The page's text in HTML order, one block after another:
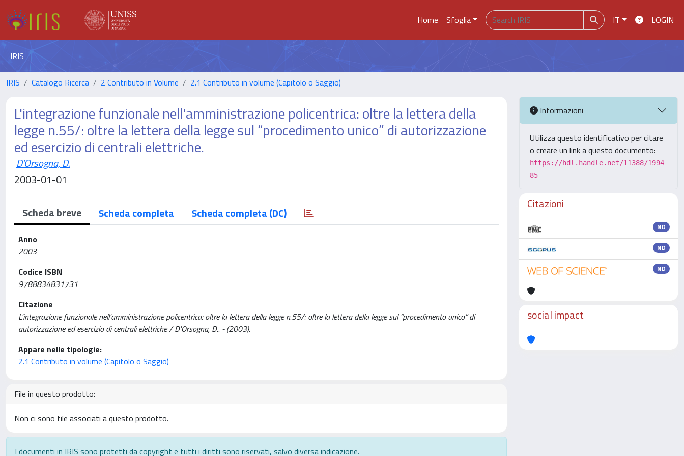
Home Sfoglia IT LOGIN
IRIS
IRIS Catalogo Ricerca 2 Contributo in Volume 2.1 Contributo in volume (Capitolo o Saggio)
L'integrazione funzionale nell'amministrazione policentrica: oltre la lettera della
legge n.55/: oltre la lettera della legge sul “procedimento unico” di autorizzazione
ed esercizio di centrali elettriche.
D'Orsogna, D.
2003-01-01
Scheda breve Scheda completa Scheda completa (DC)
Anno
2003
Codice ISBN
9788834831731
Citazione
L'integrazione funzionale nell'amministrazione policentrica: oltre la lettera della legge n.55/: oltre la lettera della legge sul “procedimento unico” di
autorizzazione ed esercizio di centrali elettriche / D'Orsogna, D.. - (2003).
Appare nelle tipologie:
2.1 Contributo in volume (Capitolo o Saggio)
File in questo prodotto:
Non ci sono file associati a questo prodotto.
I documenti in IRIS sono protetti da copyright e tutti i diritti sono riservati, salvo diversa indicazione.
Informazioni
Utilizza questo identificativo per citare
o creare un link a questo documento:
https://hdl.handle.net/11388/1994
85
Citazioni
ND
ND
ND
social impact